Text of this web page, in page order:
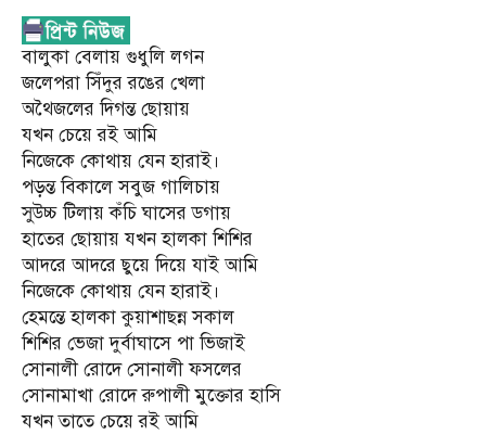
বালুকা বেলায় গুধুলি লগন
জলেপরা সিঁদুর রঙের খেলা
অথৈজলের দিগন্ত ছোয়ায়
যখন চেয়ে রই আমি
নিজেকে কোথায় যেন হারাই।
পড়ন্ত বিকালে সবুজ গালিচায়
সুউচ্চ টিলায় কঁচি ঘাসের ডগায়
হাতের ছোয়ায় যখন হালকা শিশির
আদরে আদরে ছুয়ে দিয়ে যাই আমি
নিজেকে কোথায় যেন হারাই।
হেমন্তে হালকা কুয়াশাছন্ন সকাল
শিশির ভেজা দুর্বাঘাসে পা ভিজাই
সোনালী রোদে সোনালী ফসলের
সোনামাখা রোদে রুপালী মুক্তোর হাসি
যখন তাতে চেয়ে রই আমি